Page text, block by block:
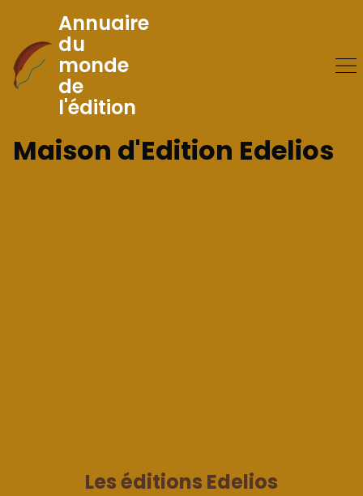
Skip
to
Content
Annuaire
du
monde
de
l'édition
Maison d'Edition Edelios
Les éditions Edelios